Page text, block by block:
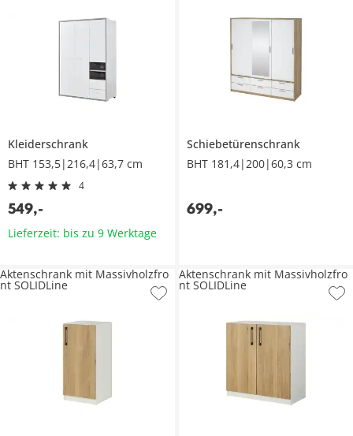
Kleiderschrank
BHT 153,5|216,4|63,7 cm
4
549,-
Lieferzeit: bis zu 9 Werktage
Schiebetürenschrank
BHT 181,4|200|60,3 cm
699,-
Aktenschrank mit Massivholzfro
nt SOLIDLine
Aktenschrank mit Massivholzfro
nt SOLIDLine